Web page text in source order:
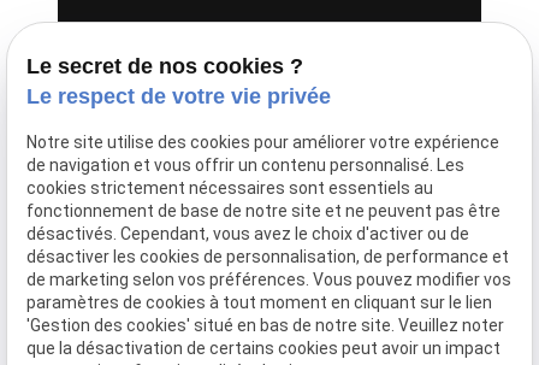
86 rue Albert Sarraut, 78000 VERSAILLES
Google Maps Search API est désactivé. Autoriser
Le secret de nos cookies ?
Le respect de votre vie privée
Notre site utilise des cookies pour améliorer votre expérience
de navigation et vous offrir un contenu personnalisé. Les
cookies strictement nécessaires sont essentiels au
fonctionnement de base de notre site et ne peuvent pas être
désactivés. Cependant, vous avez le choix d'activer ou de
désactiver les cookies de personnalisation, de performance et
de marketing selon vos préférences. Vous pouvez modifier vos
paramètres de cookies à tout moment en cliquant sur le lien
'Gestion des cookies' situé en bas de notre site. Veuillez noter
que la désactivation de certains cookies peut avoir un impact